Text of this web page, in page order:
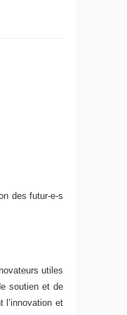
des futur-e-s
utiles
soutien et de
l’innovation et